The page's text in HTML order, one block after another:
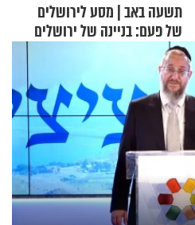
תשעה באב | מסע לירושלים
של פעם: בניינה של ירושלים